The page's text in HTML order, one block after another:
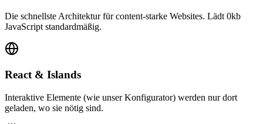
Die schnellste Architektur für content-starke Websites. Lädt 0kb
JavaScript standardmäßig.
React & Islands
Interaktive Elemente (wie unser Konfigurator) werden nur dort
geladen, wo sie nötig sind.